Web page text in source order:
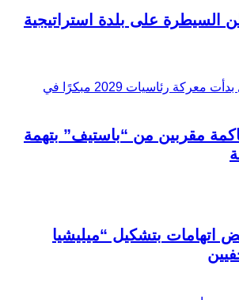
السيطرة على بلدة استراتيجية
مقربين من “باستيف” بتهمة
اتهامات بتشكيل “ميليشيا